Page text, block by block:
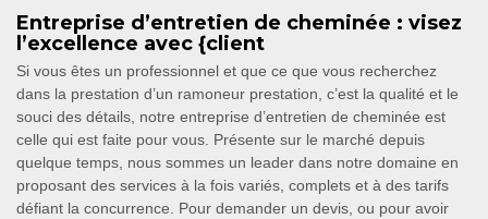
Entreprise d’entretien de cheminée : visez
l’excellence avec {client
Si vous êtes un professionnel et que ce que vous recherchez
dans la prestation d’un ramoneur prestation, c’est la qualité et le
souci des détails, notre entreprise d’entretien de cheminée est
celle qui est faite pour vous. Présente sur le marché depuis
quelque temps, nous sommes un leader dans notre domaine en
proposant des services à la fois variés, complets et à des tarifs
défiant la concurrence. Pour demander un devis, ou pour avoir